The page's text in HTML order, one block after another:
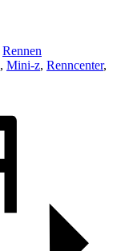
Rennen
, Mini-z, Renncenter,